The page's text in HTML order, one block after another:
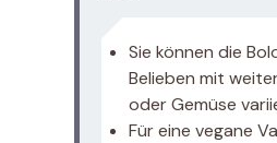
Sie können die
Belieben mit
oder Gemüse
Für eine vegane